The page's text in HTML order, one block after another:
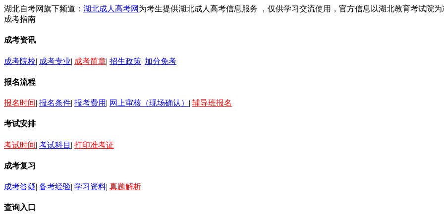
湖北自考网旗下频道： 湖北成人高考网 为考生提供湖北成人高考信息服务 ，仅供学习交流使用，官方信息以湖北教育考试院为
成考指南
成考资讯
成考院校| 成考专业| 成考简章| 招生政策| 加分免考
报名流程
报名时间| 报名条件| 报考费用 | 网上审核（现场确认） | 辅导班报名
考试安排
考试时间| 考试科目 | 打印准考证
成考复习
成考答疑| 备考经验| 学习资料| 真题解析
查询入口